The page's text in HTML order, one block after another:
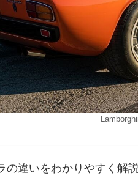
の違いをわかりやすく解